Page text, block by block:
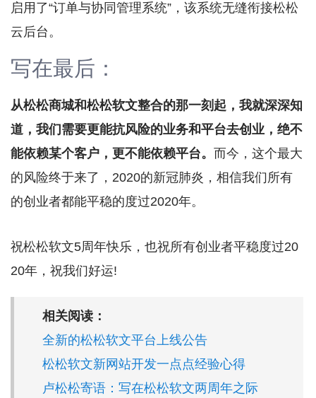
启用了“订单与协同管理系统”，该系统无缝衔接松松
云后台。
写在最后：
从松松商城和松松软文整合的那一刻起，我就深深知
道，我们需要更能抗风险的业务和平台去创业，绝不
能依赖某个客户，更不能依赖平台。 而今，这个最大
的风险终于来了，2020的新冠肺炎，相信我们所有
的创业者都能平稳的度过2020年。
祝松松软文5周年快乐，也祝所有创业者平稳度过20
20年，祝我们好运!
相关阅读：
全新的松松软文平台上线公告
松松软文新网站开发一点点经验心得
卢松松寄语：写在松松软文两周年之际